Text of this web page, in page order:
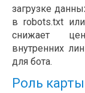
загрузке
в robots.txt
снижает
внутренних
для бота.
Роль